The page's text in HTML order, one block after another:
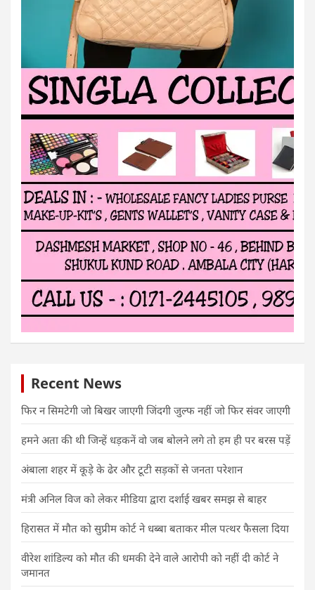
Recent News
फिर न सिमटेगी जो बिखर जाएगी जिंदगी जुल्फ नहीं जो फिर संवर जाएगी
हमने अता की थी जिन्हें धड़कनें वो जब बोलने लगे तो हम ही पर बरस पड़ें
अंबाला शहर में कूड़े के ढेर और टूटी सड़कों से जनता परेशान
मंत्री अनिल विज को लेकर मीडिया द्वारा दर्शाई खबर समझ से बाहर
हिरासत में मौत को सुप्रीम कोर्ट ने धब्बा बताकर मील पत्थर फैसला दिया
वीरेश शांडिल्य को मौत की धमकी देने वाले आरोपी को नहीं दी कोर्ट ने
जमानत